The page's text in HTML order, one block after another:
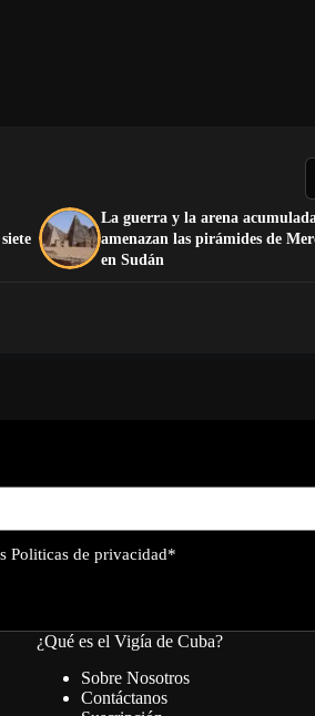
La guerra y la arena
amenazan las pirámides de
en Sudán
Politicas de privacidad*
¿Qué es el Vigía de Cuba?
Sobre Nosotros
Contáctanos